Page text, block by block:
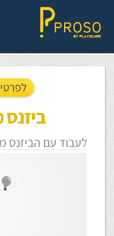
לפרטים 050-
ביזנס
לעבוד עם הביזנס